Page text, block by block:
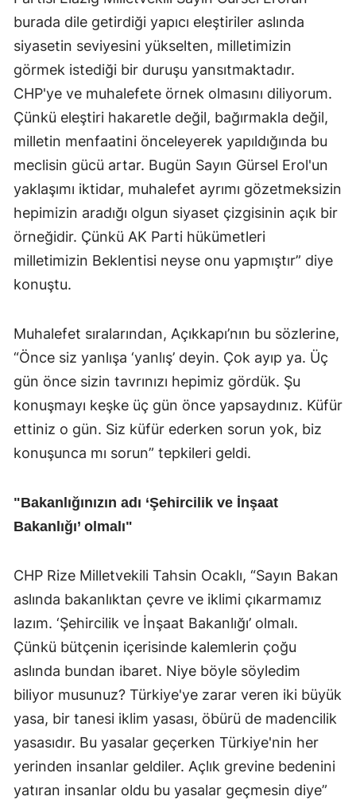
burada dile getirdiği yapıcı eleştiriler aslında
siyasetin seviyesini yükselten, milletimizin
görmek istediği bir duruşu yansıtmaktadır.
CHP'ye ve muhalefete örnek olmasını diliyorum.
Çünkü eleştiri hakaretle değil, bağırmakla değil,
milletin menfaatini önceleyerek yapıldığında bu
meclisin gücü artar. Bugün Sayın Gürsel Erol'un
yaklaşımı iktidar, muhalefet ayrımı gözetmeksizin
hepimizin aradığı olgun siyaset çizgisinin açık bir
örneğidir. Çünkü AK Parti hükümetleri
milletimizin Beklentisi neyse onu yapmıştır” diye
konuştu.
Muhalefet sıralarından, Açıkkapı’nın bu sözlerine,
“Önce siz yanlışa ‘yanlış’ deyin. Çok ayıp ya. Üç
gün önce sizin tavrınızı hepimiz gördük. Şu
konuşmayı keşke üç gün önce yapsaydınız. Küfür
ettiniz o gün. Siz küfür ederken sorun yok, biz
konuşunca mı sorun” tepkileri geldi.
"Bakanlığınızın adı ‘Şehircilik ve İnşaat
Bakanlığı’ olmalı"
CHP Rize Milletvekili Tahsin Ocaklı, “Sayın Bakan
aslında bakanlıktan çevre ve iklimi çıkarmamız
lazım. ‘Şehircilik ve İnşaat Bakanlığı’ olmalı.
Çünkü bütçenin içerisinde kalemlerin çoğu
aslında bundan ibaret. Niye böyle söyledim
biliyor musunuz? Türkiye'ye zarar veren iki büyük
yasa, bir tanesi iklim yasası, öbürü de madencilik
yasasıdır. Bu yasalar geçerken Türkiye'nin her
yerinden insanlar geldiler. Açlık grevine bedenini
yatıran insanlar oldu bu yasalar geçmesin diye”